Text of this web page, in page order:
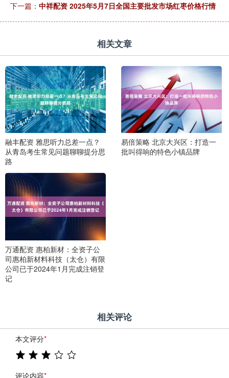
下一篇： 中祥配资 2025年5月7日全国主要批发市场红枣价格行情
相关文章
融丰配资 雅思听力总差一点？
从青岛考生常见问题聊聊提分思
路
易倍策略 北京大兴区：打造一
批叫得响的特色小镇品牌
万通配资 惠柏新材：全资子公
司惠柏新材料科技（太仓）有限
公司已于2024年1月完成注销登
记
相关评论
本文评分*
评论内容*